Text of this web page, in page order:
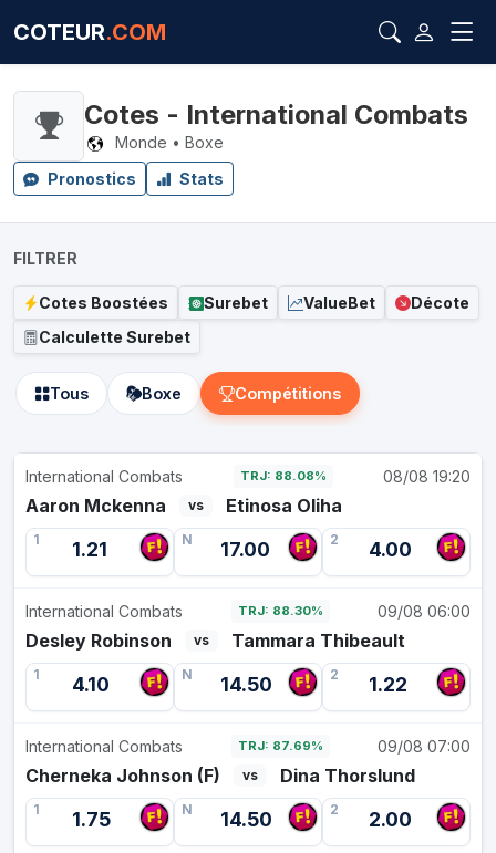
COTEUR.COM
Cotes - International Combats
Monde • Boxe
Pronostics
Stats
FILTRER
Cotes Boostées Surebet ValueBet
Décote
Calculette Surebet
Tous Boxe Compétitions
International Combats TRJ: 88.08% 08/08 19:20
Aaron Mckenna vs Etinosa Oliha
1 1.21 N 17.00 2 4.00
International Combats TRJ: 88.30% 09/08 06:00
Desley Robinson vs Tammara Thibeault
1 4.10 N 14.50 2 1.22
International Combats TRJ: 87.69% 09/08 07:00
Cherneka Johnson (F) vs Dina Thorslund
1 1.75 N 14.50 2 2.00